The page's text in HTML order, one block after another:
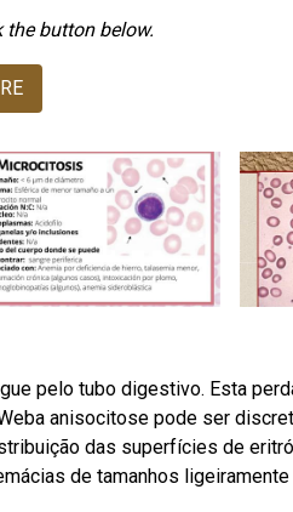
button below.
pelo tubo digestivo. Esta
anisocitose pode ser
das superfícies de
de tamanhos